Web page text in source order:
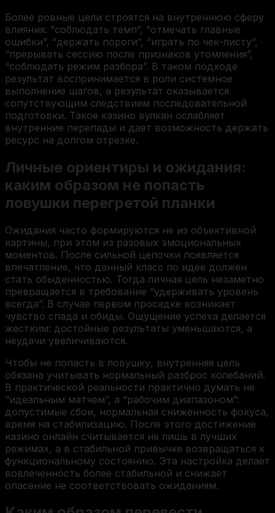
Более ровные цели строятся на внутреннюю сферу
влияния: “соблюдать темп”, “отмечать главные
ошибки”, “держать пороги”, “играть по чек-листу”,
“прерывать сессию после признаков утомления”,
“соблюдать режим разбора”. В таком подходе
результат воспринимается в роли системное
выполнение шагов, а результат оказывается
сопутствующим следствием последовательной
подготовки. Такое казино вулкан ослабляет
внутренние перепады и дает возможность держать
ресурс на долгом отрезке.
Личные ориентиры и ожидания:
каким образом не попасть
ловушки перегретой планки
Ожидания часто формируются не из объективной
картины, при этом из разовых эмоциональных
моментов. После сильной цепочки появляется
впечатление, что данный класс по идее должен
стать обыденностью. Тогда личная цель незаметно
превращается в требование “удерживать уровень
всегда”. В случае первом просадке возникает
чувство спада и обиды. Ощущение успеха делается
жестким: достойные результаты уменьшаются, а
неудачи увеличиваются.
Чтобы не попасть в ловушку, внутренняя цель
обязана учитывать нормальный разброс колебаний.
В практической реальности практично думать не
“идеальным матчем”, а “рабочим диапазоном”:
допустимые сбои, нормальная сниженность фокуса,
время на стабилизацию. После этого достижение
казино онлайн считывается не лишь в лучших
режимах, а в стабильной привычке возвращаться к
функциональному состоянию. Эта настройка делает
вовлеченность более стабильной и снижает
опасение не соответствовать ожиданиям.